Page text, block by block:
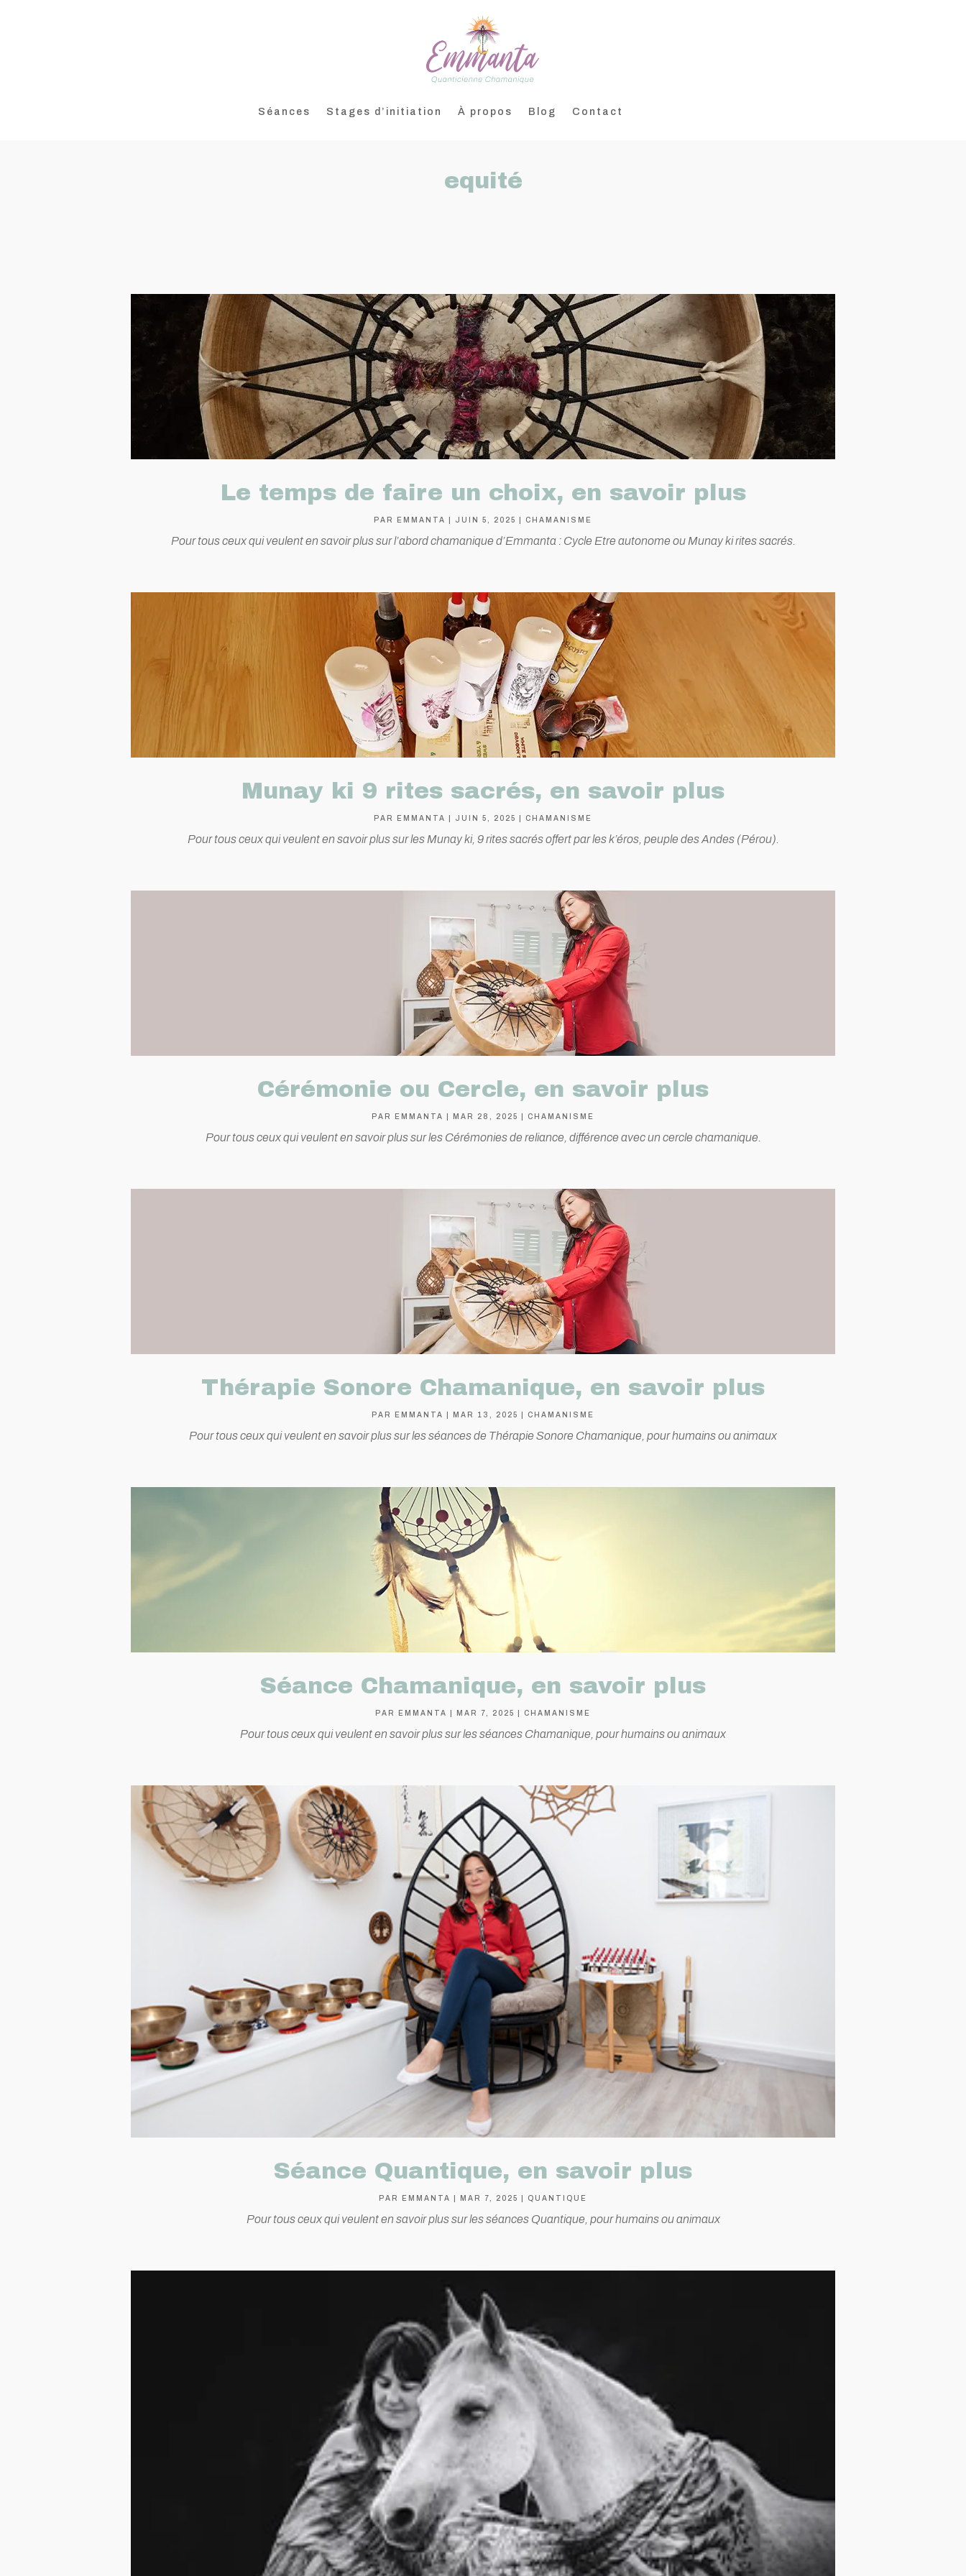
Séances Stages d’initiation À propos Blog Contact
equité
Le temps de faire un choix, en savoir plus
PAR EMMANTA JUIN 5, 2025 CHAMANISME
Pour tous ceux qui veulent en savoir plus sur l’abord chamanique d’Emmanta : Cycle Etre autonome ou Munay ki rites sacrés.
Munay ki 9 rites sacrés, en savoir plus
PAR EMMANTA JUIN 5, 2025 CHAMANISME
Pour tous ceux qui veulent en savoir plus sur les Munay ki, 9 rites sacrés offert par les k’éros, peuple des Andes (Pérou).
Cérémonie ou Cercle, en savoir plus
PAR EMMANTA MAR 28, 2025 CHAMANISME
Pour tous ceux qui veulent en savoir plus sur les Cérémonies de reliance, différence avec un cercle chamanique.
Thérapie Sonore Chamanique, en savoir plus
PAR EMMANTA MAR 13, 2025 CHAMANISME
Pour tous ceux qui veulent en savoir plus sur les séances de Thérapie Sonore Chamanique, pour humains ou animaux
Séance Chamanique, en savoir plus
PAR EMMANTA MAR 7, 2025 CHAMANISME
Pour tous ceux qui veulent en savoir plus sur les séances Chamanique, pour humains ou animaux
Séance Quantique, en savoir plus
PAR EMMANTA MAR 7, 2025 QUANTIQUE
Pour tous ceux qui veulent en savoir plus sur les séances Quantique, pour humains ou animaux